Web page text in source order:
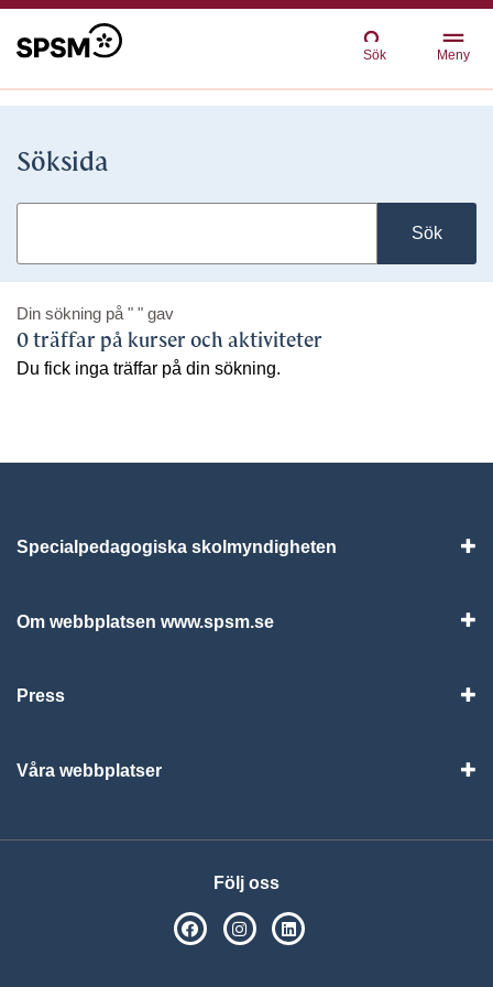
Sök Meny
Söksida
Sök
Din sökning på " " gav
0 träffar på kurser och aktiviteter
Du fick inga träffar på din sökning.
Specialpedagogiska skolmyndigheten
Om webbplatsen www.spsm.se
Press
Våra webbplatser
Följ oss
SPSM på Facebook
SPSM på Instagram